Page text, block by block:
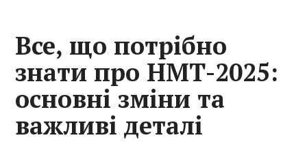
Все, що потрібно
знати про НМТ-2025:
основні зміни та
важливі деталі